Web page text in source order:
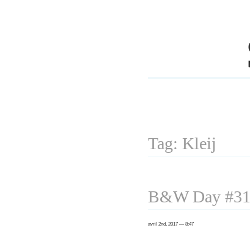
Tag: Kleij
B&W Day
avril 2nd, 2017 — 8:47